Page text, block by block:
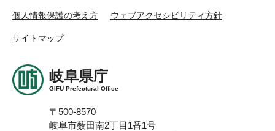
個人情報保護の考え方 ウェブアクセシビリティ方針
サイトマップ
岐阜県庁
GIFU Prefectural Office
〒500-8570
岐阜市薮田南2丁目1番1号